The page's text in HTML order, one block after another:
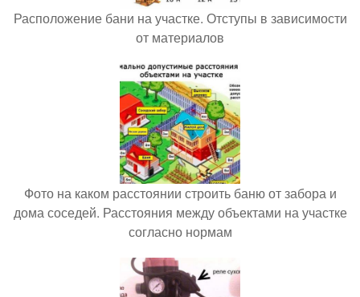
Расположение бани на участке. Отступы в зависимости
от материалов
Фото на каком расстоянии строить баню от забора и
дома соседей. Расстояния между объектами на участке
согласно нормам